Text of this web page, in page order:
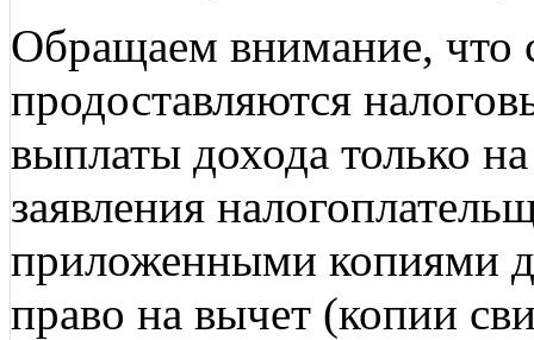
Обращаем внимание, что
продоставляются
выплаты дохода только
заявления
приложенными копиями
право на вычет (копии